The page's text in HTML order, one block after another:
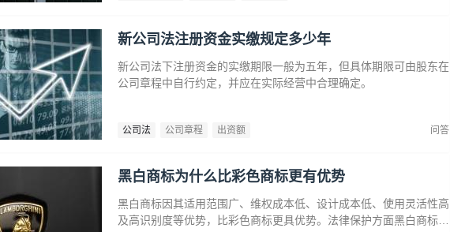
新公司法注册资金实缴规定多少年
新公司法下注册资金的实缴期限一般为五年，但具体期限可由股东在
公司章程中自行约定，并应在实际经营中合理确定。
公司法 公司章程 出资额 问答
黑白商标为什么比彩色商标更有优势
黑白商标因其适用范围广、维权成本低、设计成本低、使用灵活性高
及高识别度等优势，比彩色商标更具优势。法律保护方面黑白商标更